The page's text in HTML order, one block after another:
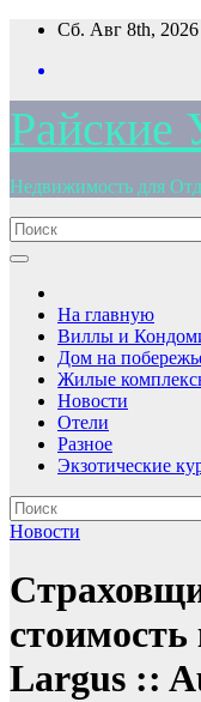
Перейти
содержимому
Сб. Авг 8th, 2026
Райские
Недвижимость для
На главную
Виллы и
Дом на
Жилые
Новости
Отели
Разное
Экзотические
Новости
Largus ::